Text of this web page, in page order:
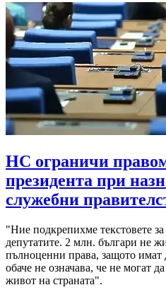
НС ограничи
президента при
служебни
"Ние подкрепихме текстовете
депутатите. 2 млн. българи не
пълноценни права, защото имат
обаче не означава, че не могат
живот на страната".